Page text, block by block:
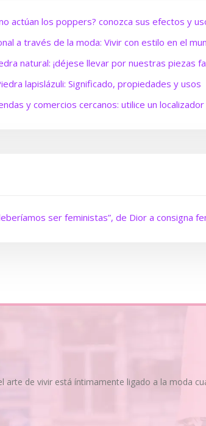
actúan los poppers? conozca sus efectos y
a través de la moda: Vivir con estilo en el
natural: ¡déjese llevar por nuestras piezas
lapislázuli: Significado, propiedades y usos
y comercios cercanos: utilice un localizador
ser feministas”, de Dior a consigna
de vivir está íntimamente ligado a la moda